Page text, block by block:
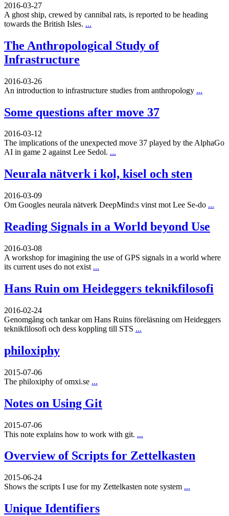
2016-03-27
A ghost ship, crewed by cannibal rats, is reported to be heading
towards the British Isles. ...
The Anthropological Study of
Infrastructure
2016-03-26
An introduction to infrastructure studies from anthropology ...
Some questions after move 37
2016-03-12
The implications of the unexpected move 37 played by the AlphaGo
AI in game 2 against Lee Sedol. ...
Neurala nätverk i kol, kisel och sten
2016-03-09
Om Googles neurala nätverk DeepMind:s vinst mot Lee Se-do ...
Reading Signals in a World beyond Use
2016-03-08
A workshop for imagining the use of GPS signals in a world where
its current uses do not exist ...
Hans Ruin om Heideggers teknikfilosofi
2016-02-24
Genomgång och tankar om Hans Ruins föreläsning om Heideggers
teknikfilosofi och dess koppling till STS ...
philoxiphy
2015-07-06
The philoxiphy of omxi.se ...
Notes on Using Git
2015-07-06
This note explains how to work with git. ...
Overview of Scripts for Zettelkasten
2015-06-24
Shows the scripts I use for my Zettelkasten note system ...
Unique Identifiers